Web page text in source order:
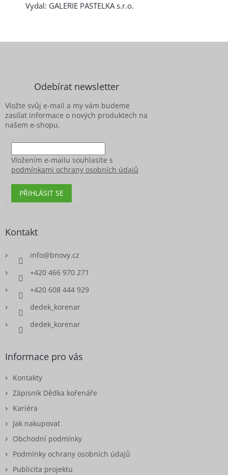
Vydal: GALERIE PASTELKA s.r.o.
Odebírat newsletter
Vložte svůj e-mail a my vám budeme
zasílat informace o nových produktech na
našem e-shopu.
Vložením e-mailu souhlasíte s
podmínkami ochrany osobních údajů
PŘIHLÁSIT SE
Kontakt
info@bnovy.cz
+420 466 970 271
+420 608 444 929
dedek_korenar
dedek_korenar
Informace pro vás
Kontakty
Zápisník Dědka kořenáře
Kariéra
Jak nakupovat
Obchodní podmínky
Podmínky ochrany osobních údajů
Publicita projektu